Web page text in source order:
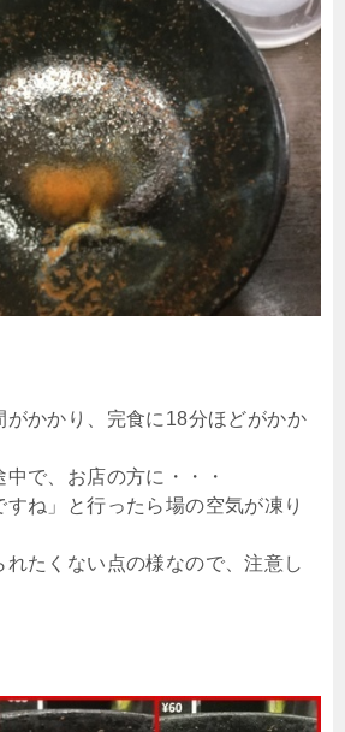
がかかり、完食に18分ほどがかか
で、お店の方に・・・
ね」と行ったら場の空気が凍り
れたくない点の様なので、注意し